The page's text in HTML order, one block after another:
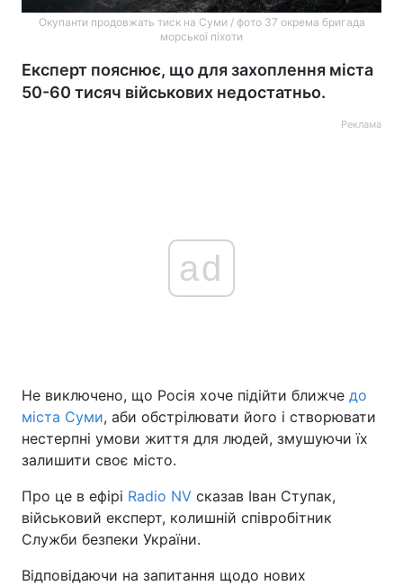
Окупанти продовжать тиск на Суми / фото 37 окрема бригада
морської піхоти
Експерт пояснює, що для захоплення міста
50-60 тисяч військових недостатньо.
Реклама
ad
Не виключено, що Росія хоче підійти ближче до
міста Суми, аби обстрілювати його і створювати
нестерпні умови життя для людей, змушуючи їх
залишити своє місто.
Про це в ефірі Radio NV сказав Іван Ступак,
військовий експерт, колишній співробітник
Служби безпеки України.
Відповідаючи на запитання щодо нових